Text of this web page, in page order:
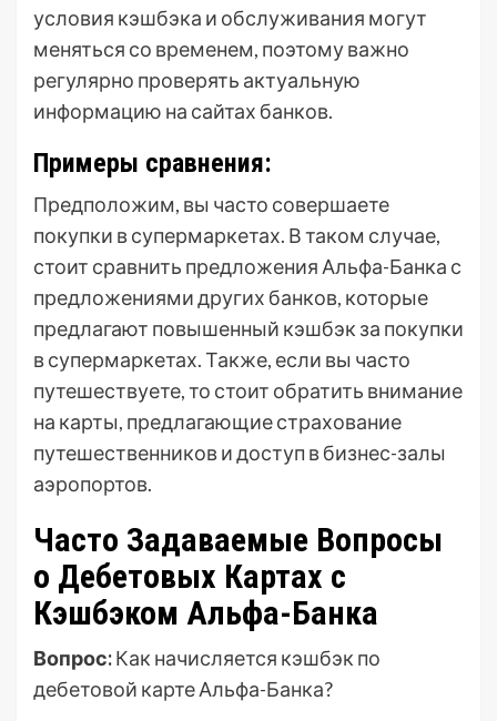
условия кэшбэка и обслуживания могут
меняться со временем, поэтому важно
регулярно проверять актуальную
информацию на сайтах банков.
Примеры сравнения:
Предположим, вы часто совершаете
покупки в супермаркетах. В таком случае,
стоит сравнить предложения Альфа-Банка с
предложениями других банков, которые
предлагают повышенный кэшбэк за покупки
в супермаркетах. Также, если вы часто
путешествуете, то стоит обратить внимание
на карты, предлагающие страхование
путешественников и доступ в бизнес-залы
аэропортов.
Часто Задаваемые Вопросы
о Дебетовых Картах с
Кэшбэком Альфа-Банка
Вопрос:Как начисляется кэшбэк по
дебетовой карте Альфа-Банка?